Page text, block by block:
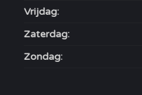
Vrijdag:
Zaterdag:
Zondag: